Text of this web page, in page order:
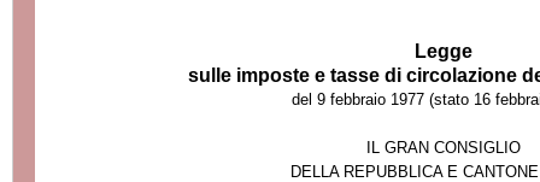
Legge
sulle imposte e tasse di circolazione
del 9 febbraio 1977 (stato 16
IL GRAN CONSIGLIO
DELLA REPUBBLICA E